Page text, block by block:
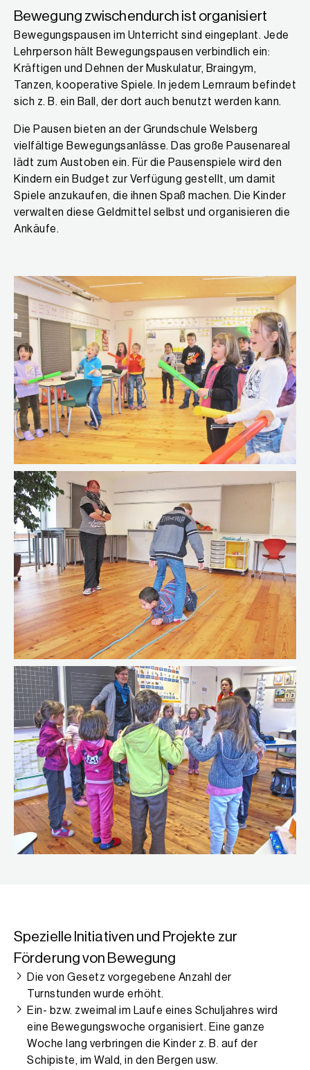
Bewegung zwischendurch ist organisiert
Bewegungspausen im Unterricht sind eingeplant. Jede
Lehrperson hält Bewegungspausen verbindlich ein:
Kräftigen und Dehnen der Muskulatur, Braingym,
Tanzen, kooperative Spiele. In jedem Lernraum befindet
sich z. B. ein Ball, der dort auch benutzt werden kann.
Die Pausen bieten an der Grundschule Welsberg
vielfältige Bewegungsanlässe. Das große Pausenareal
lädt zum Austoben ein. Für die Pausenspiele wird den
Kindern ein Budget zur Verfügung gestellt, um damit
Spiele anzukaufen, die ihnen Spaß machen. Die Kinder
verwalten diese Geldmittel selbst und organisieren die
Ankäufe.
Spezielle Initiativen und Projekte zur
Förderung von Bewegung
Die von Gesetz vorgegebene Anzahl der
Turnstunden wurde erhöht.
Ein- bzw. zweimal im Laufe eines Schuljahres wird
eine Bewegungswoche organisiert. Eine ganze
Woche lang verbringen die Kinder z. B. auf der
Schipiste, im Wald, in den Bergen usw.